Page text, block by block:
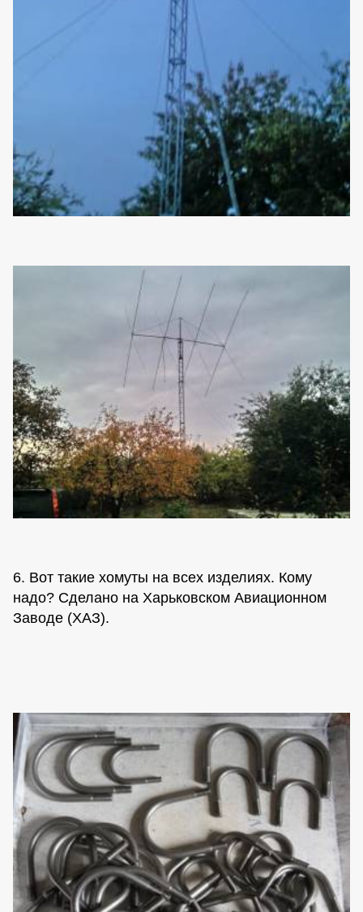
6. Вот такие хомуты на всех изделиях. Кому
надо? Сделано на Харьковском Авиационном
Заводе (ХАЗ).